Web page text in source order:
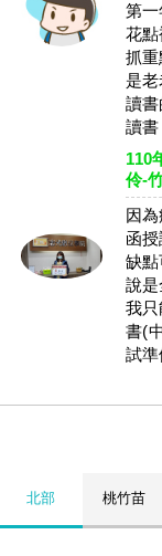
第
花點
抓
是
讀
讀書
110
伶-
因
函
缺
說是
我
書(
試準
北部 桃竹苗